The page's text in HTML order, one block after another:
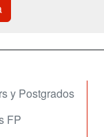
y Postgrados
FP